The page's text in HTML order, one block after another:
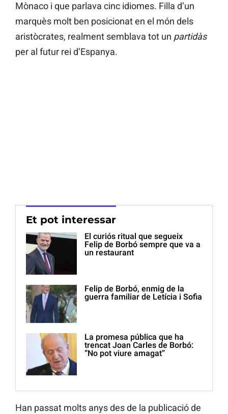
Mònaco i que parlava cinc idiomes. Filla d’un
marquès molt ben posicionat en el món dels
aristòcrates, realment semblava tot un partidàs
per al futur rei d’Espanya.
Et pot interessar
El curiós ritual que segueix
Felip de Borbó sempre que va a
un restaurant
Felip de Borbó, enmig de la
guerra familiar de Letícia i Sofia
La promesa pública que ha
trencat Joan Carles de Borbó:
“No pot viure amagat”
Han passat molts anys des de la publicació de